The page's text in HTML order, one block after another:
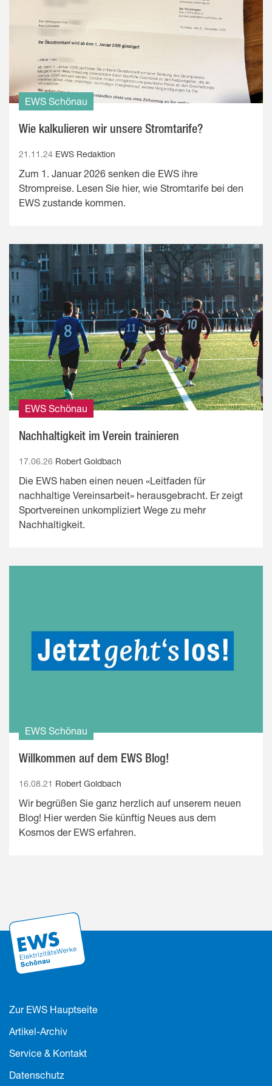
EWS Schönau
Wie kalkulieren wir unsere Stromtarife?
21.11.24 EWS Redaktion
Zum 1. Januar 2026 senken die EWS ihre
Strompreise. Lesen Sie hier, wie Stromtarife bei den
EWS zustande kommen.
EWS Schönau
Nachhaltigkeit im Verein trainieren
17.06.26 Robert Goldbach
Die EWS haben einen neuen «Leitfaden für
nachhaltige Vereinsarbeit» herausgebracht. Er zeigt
Sportvereinen unkompliziert Wege zu mehr
Nachhaltigkeit.
EWS Schönau
Willkommen auf dem EWS Blog!
16.08.21 Robert Goldbach
Wir begrüßen Sie ganz herzlich auf unserem neuen
Blog! Hier werden Sie künftig Neues aus dem
Kosmos der EWS erfahren.
Zur EWS Hauptseite
Artikel-Archiv
Service & Kontakt
Datenschutz